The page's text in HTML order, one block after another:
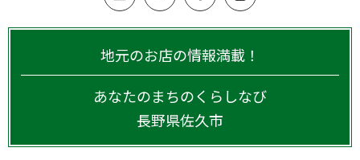
地元のお店の情報満載！
あなたのまちのくらしなび
長野県佐久市